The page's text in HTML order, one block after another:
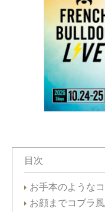
目次
お手本のような
お顔までコブラ